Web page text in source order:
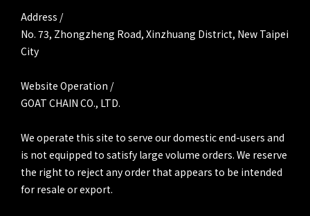
Address /
No. 73, Zhongzheng Road, Xinzhuang District, New Taipei
City
Website Operation /
GOAT CHAIN CO., LTD.
We operate this site to serve our domestic end-users and
is not equipped to satisfy large volume orders. We reserve
the right to reject any order that appears to be intended
for resale or export.